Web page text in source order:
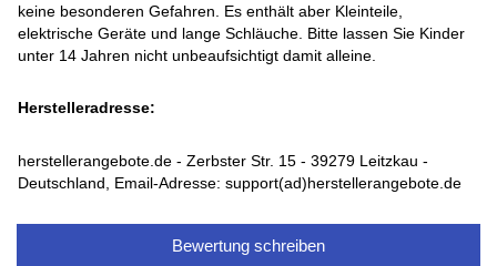
keine besonderen Gefahren. Es enthält aber Kleinteile,
elektrische Geräte und lange Schläuche. Bitte lassen Sie Kinder
unter 14 Jahren nicht unbeaufsichtigt damit alleine.
Herstelleradresse:
herstellerangebote.de - Zerbster Str. 15 - 39279 Leitzkau -
Deutschland, Email-Adresse: support(ad)herstellerangebote.de
Bewertung schreiben